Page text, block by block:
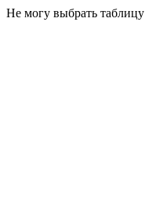
Не могу выбрать таблицу